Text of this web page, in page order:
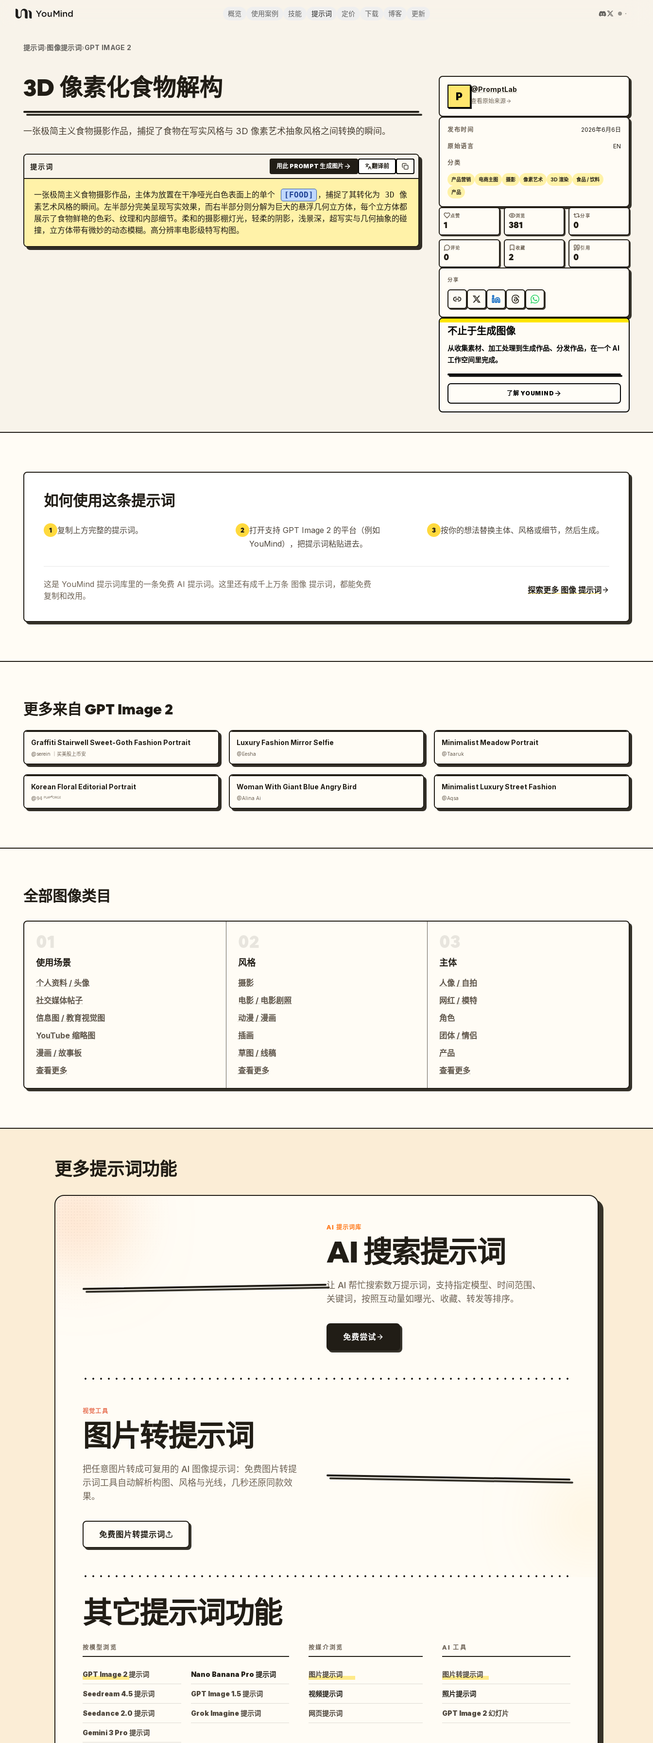
YouMind
概览 使用案例 技能 提示词 定价 下载 博客 更新
提示词›图像提示词›GPT IMAGE 2
3D 像素化食物解构
一张极简主义食物摄影作品，捕捉了食物在写实风格与 3D 像素艺术抽象风格之间转换的瞬间。
提示词 用此 PROMPT 生成图片 翻译前
一张极简主义食物摄影作品，主体为放置在干净哑光白色表面上的单个 [FOOD]
，捕捉了其转化为 3D 像
素艺术风格的瞬间。左半部分完美呈现写实效果，而右半部分则分解为巨大的悬浮几何立方体，每个立方体都
展示了食物鲜艳的色彩、纹理和内部细节。柔和的摄影棚灯光，轻柔的阴影，浅景深，超写实与几何抽象的碰
撞，立方体带有微妙的动态模糊。高分辨率电影级特写构图。
P
@PromptLab
查看原始来源
发布时间 2026年6月6日
原始语言 EN
分类
产品营销 电商主图 摄影 像素艺术 3D 渲染 食品 / 饮料
产品
点赞
1
浏览
381
分享
0
评论
0
收藏
2
引用
0
分享
不止于生成图像
从收集素材、加工处理到生成作品、分发作品，在一个 AI
工作空间里完成。
了解 YOUMIND
如何使用这条提示词
1 复制上方完整的提示词。 2 打开支持 GPT Image 2 的平台（例如
YouMind），把提示词粘贴进去。
3 按你的想法替换主体、风格或细节，然后生成。
这是 YouMind 提示词库里的一条免费 AI 提示词。这里还有成千上万条 图像 提示词，都能免费
复制和改用。
探索更多 图像 提示词
更多来自 GPT Image 2
Graffiti Stairwell Sweet-Goth Fashion Portrait
@serein ｜买美股上币安
Luxury Fashion Mirror Selfie
@Eesha
Minimalist Meadow Portrait
@Taaruk
Korean Floral Editorial Portrait
@𝟡𝟜 ᴾᴸᴬʸᶠᴼᴿᴳᴱ
Woman With Giant Blue Angry Bird
@Alina Ai
Minimalist Luxury Street Fashion
@Aqsa
全部图像类目
使用场景
个人资料 / 头像
社交媒体帖子
信息图 / 教育视觉图
YouTube 缩略图
漫画 / 故事板
查看更多
风格
摄影
电影 / 电影剧照
动漫 / 漫画
插画
草图 / 线稿
查看更多
主体
人像 / 自拍
网红 / 模特
角色
团体 / 情侣
产品
查看更多
更多提示词功能
AI 提示词库
AI 搜索提示词
让 AI 帮忙搜索数万提示词，支持指定模型、时间范围、
关键词，按照互动量如曝光、收藏、转发等排序。
免费尝试
视觉工具
图片转提示词
把任意图片转成可复用的 AI 图像提示词：免费图片转提
示词工具自动解析构图、风格与光线，几秒还原同款效
果。
免费图片转提示词
其它提示词功能
按模型浏览
GPT Image 2 提示词 Nano Banana Pro 提示词
Seedream 4.5 提示词 GPT Image 1.5 提示词
Seedance 2.0 提示词 Grok Imagine 提示词
Gemini 3 Pro 提示词
按媒介浏览
图片提示词
视频提示词
网页提示词
AI 工具
图片转提示词
照片提示词
GPT Image 2 幻灯片